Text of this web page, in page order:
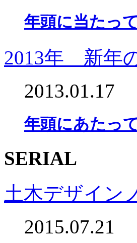
年頭に当たって
2013年 新年
2013.01.17
年頭にあたっ
SERIAL
土木デザイン
2015.07.21